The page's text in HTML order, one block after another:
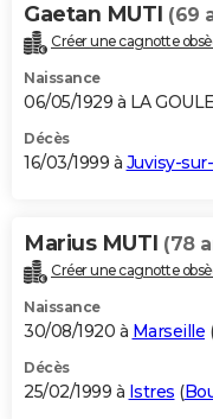
Gaetan MUTI (69
Créer une cagnotte
Naissance
06/05/1929 à LA
Décès
16/03/1999 à Juvisy-
Marius MUTI (78
Créer une cagnotte
Naissance
30/08/1920 à Marseille (
Décès
25/02/1999 à Istres (